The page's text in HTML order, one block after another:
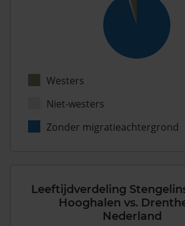
Westers
Niet-westers
Zonder migratieachtergrond
Leeftijdverdeling
Hooghalen vs.
Nederland